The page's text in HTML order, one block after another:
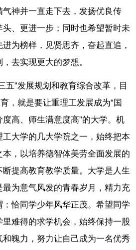
神并一直走下去，发扬优良传
、更进一步；同时也希望暂时未
为榜样，见贤思齐，奋起直追，
去实现更大的梦想。
五”发展规划和教育综合改革，目
，就是要让重理工发展成为“国
高、师生满意度高”的大学。机
大学的几大学院之一，始终把本
，以培养德智体美劳全面发展的
提高教育教学质量。大学是人生
为意气风发的青春岁月，精力充
恰同学少年风华正茂。希望同学
难得的求学机会，始终保持一股
魄力，努力让自己成为一名优秀